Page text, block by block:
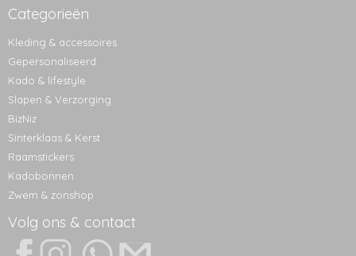
Categorieën
Kleding & accessoires
Gepersonaliseerd
Kado & lifestyle
Slapen & Verzorging
BizNiz
Sinterklaas & Kerst
Raamstickers
Kadobonnen
Zwem & zonshop
Volg ons & contact